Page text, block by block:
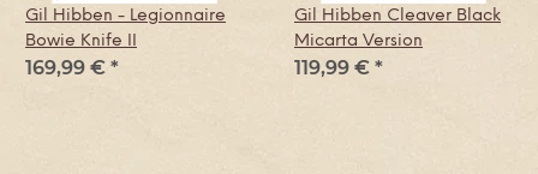
Gil Hibben - Legionnaire
Bowie Knife II
169,99 € *
Gil Hibben Cleaver Black
Micarta Version
119,99 € *